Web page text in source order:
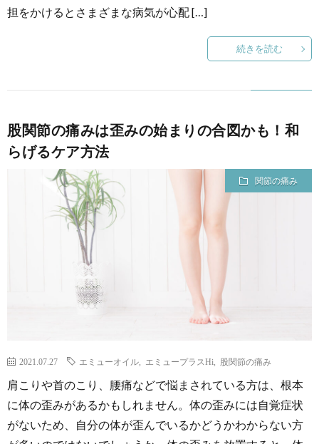
担をかけるとさまざまな病気が心配 […]
続きを読む
股関節の痛みは歪みの始まりの合図かも！和
らげるケア方法
関節の痛み
2021.07.27 エミューオイル エミュープラスHi 股関節の痛み
肩こりや首のこり、腰痛などで悩まされている方は、根本
に体の歪みがあるかもしれません。体の歪みには自覚症状
がないため、自分の体が歪んでいるかどうかわからない方